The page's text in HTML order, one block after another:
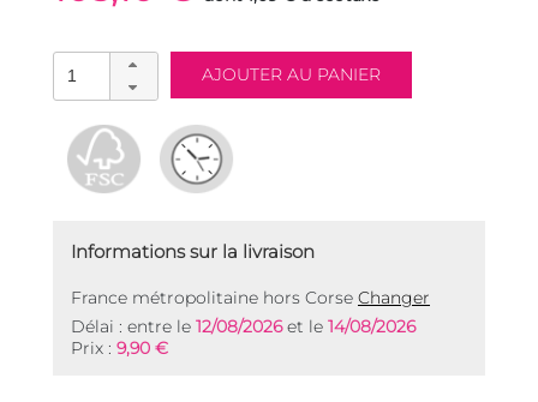
Informations sur la livraison
France métropolitaine hors Corse Changer
Délai : entre le 12/08/2026et le 14/08/2026
Prix : 9,90 €